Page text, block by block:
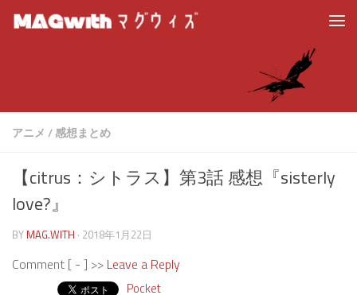
アニメ /感想まとめ
【citrus：シトラス】第3話 感想『sisterly
love?』
BY MAG.WITH · 2018年1月22日
Comment [ - ] >> Leave a Reply
Pocket